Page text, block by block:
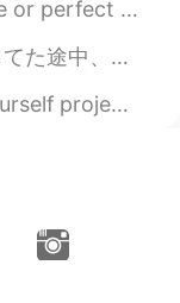
it
た😂
often
great with
the same way in my lif...
自然と日本語で会話することになって結構...
shelf pictured in the ...